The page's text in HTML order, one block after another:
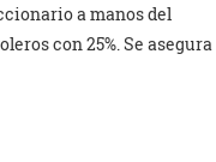
a manos del
con 25%. Se asegura